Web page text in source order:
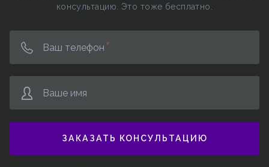
консультацию. Это тоже бесплатно.
Ваш телефон
Ваше имя
ЗАКАЗАТЬ КОНСУЛЬТАЦИЮ